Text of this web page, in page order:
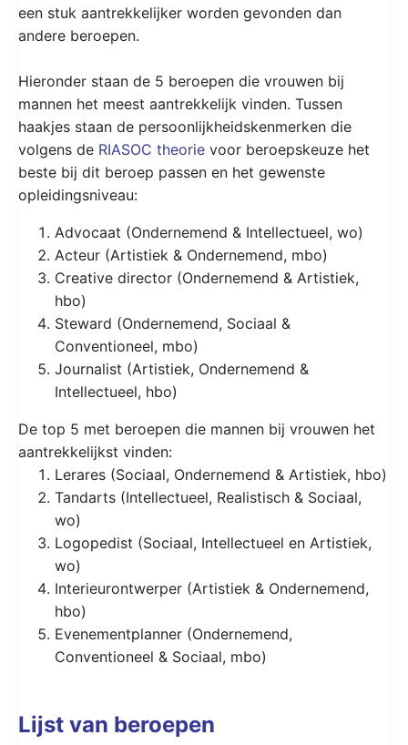
een stuk aantrekkelijker worden gevonden dan
andere beroepen.
Hieronder staan de 5 beroepen die vrouwen bij
mannen het meest aantrekkelijk vinden. Tussen
haakjes staan de persoonlijkheidskenmerken die
volgens de RIASOC theorie voor beroepskeuze het
beste bij dit beroep passen en het gewenste
opleidingsniveau:
Advocaat (Ondernemend & Intellectueel, wo)
Acteur (Artistiek & Ondernemend, mbo)
Creative director (Ondernemend & Artistiek,
hbo)
Steward (Ondernemend, Sociaal &
Conventioneel, mbo)
Journalist (Artistiek, Ondernemend &
Intellectueel, hbo)
De top 5 met beroepen die mannen bij vrouwen het
aantrekkelijkst vinden:
Lerares (Sociaal, Ondernemend & Artistiek, hbo)
Tandarts (Intellectueel, Realistisch & Sociaal,
wo)
Logopedist (Sociaal, Intellectueel en Artistiek,
wo)
Interieurontwerper (Artistiek & Ondernemend,
hbo)
Evenementplanner (Ondernemend,
Conventioneel & Sociaal, mbo)
Lijst van beroepen